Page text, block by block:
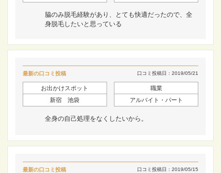
脇のみ脱毛経験があり、とても快適だったので、全
身脱毛したいと思っている
最新の口コミ投稿 口コミ投稿日：2019/05/21
お出かけスポット
新宿 池袋
職業
アルバイト・パート
全身の自己処理をなくしたいから。
最新の口コミ投稿 口コミ投稿日：2019/05/15